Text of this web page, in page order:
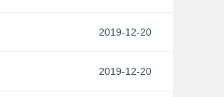
2019-12-20
2019-12-20